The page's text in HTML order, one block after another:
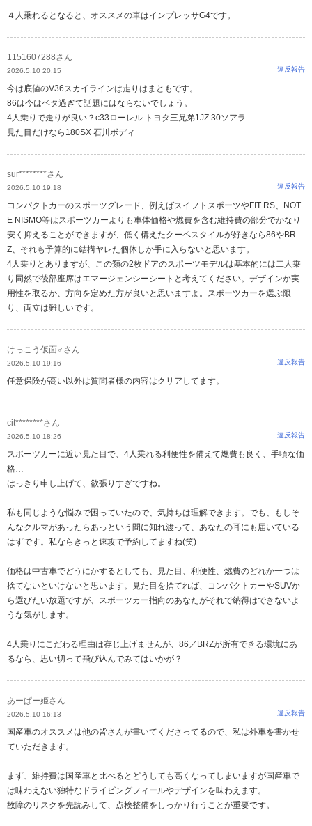
４人乗れるとなると、オススメの車はインプレッサG4です。
1151607288さん
2026.5.10 20:15 違反報告
今は底値のV36スカイラインは走りはまともです。
86は今はベタ過ぎて話題にはならないでしょう。
4人乗りで走りが良い？c33ローレル トヨタ三兄弟1JZ 30ソアラ
見た目だけなら180SX 石川ボディ
sur********さん
2026.5.10 19:18 違反報告
コンパクトカーのスポーツグレード、例えばスイフトスポーツやFIT RS、NOT
E NISMO等はスポーツカーよりも車体価格や燃費を含む維持費の部分でかなり
安く抑えることができますが、低く構えたクーペスタイルが好きなら86やBR
Z、それも予算的に結構ヤレた個体しか手に入らないと思います。
4人乗りとありますが、この類の2枚ドアのスポーツモデルは基本的には二人乗
り同然で後部座席はエマージェンシーシートと考えてください。デザインか実
用性を取るか、方向を定めた方が良いと思いますよ。スポーツカーを選ぶ限
り、両立は難しいです。
けっこう仮面♂さん
2026.5.10 19:16 違反報告
任意保険が高い以外は質問者様の内容はクリアしてます。
cit********さん
2026.5.10 18:26 違反報告
スポーツカーに近い見た目で、4人乗れる利便性を備えて燃費も良く、手頃な価
格…
はっきり申し上げて、欲張りすぎですね。
私も同じような悩みで困っていたので、気持ちは理解できます。でも、もしそ
んなクルマがあったらあっという間に知れ渡って、あなたの耳にも届いている
はずです。私ならきっと速攻で予約してますね(笑)
価格は中古車でどうにかするとしても、見た目、利便性、燃費のどれか一つは
捨てないといけないと思います。見た目を捨てれば、コンパクトカーやSUVか
ら選びたい放題ですが、スポーツカー指向のあなたがそれで納得はできないよ
うな気がします。
4人乗りにこだわる理由は存じ上げませんが、86／BRZが所有できる環境にあ
るなら、思い切って飛び込んでみてはいかが？
あーぱー姫さん
2026.5.10 16:13 違反報告
国産車のオススメは他の皆さんが書いてくださってるので、私は外車を書かせ
ていただきます。
まず、維持費は国産車と比べるとどうしても高くなってしまいますが国産車で
は味わえない独特なドライビングフィールやデザインを味わえます。
故障のリスクを先読みして、点検整備をしっかり行うことが重要です。